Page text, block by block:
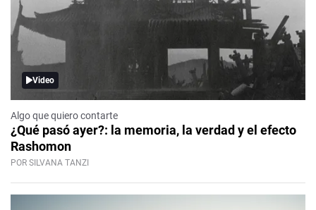
Video
Algo que quiero contarte
¿Qué pasó ayer?: la memoria, la verdad y el efecto
Rashomon
POR SILVANA TANZI